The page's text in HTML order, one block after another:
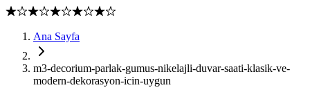
Ana Sayfa
m3-decorium-parlak-gumus-nikelajli-duvar-saati-klasik-ve-
modern-dekorasyon-icin-uygun